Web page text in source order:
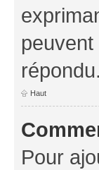
répondu.
Haut
Pour